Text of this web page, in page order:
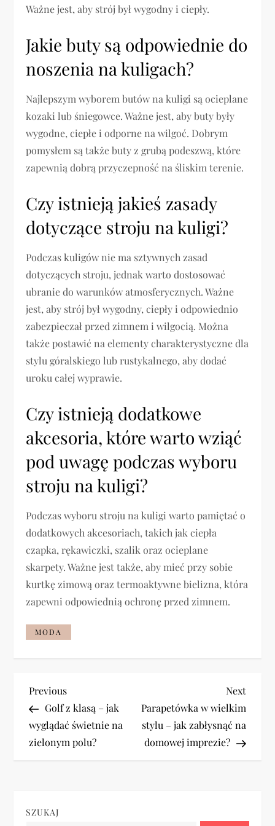
Ważne jest, aby strój był wygodny i ciepły.
Jakie buty są odpowiednie do
noszenia na kuligach?
Najlepszym wyborem butów na kuligi są ocieplane
kozaki lub śniegowce. Ważne jest, aby buty były
wygodne, ciepłe i odporne na wilgoć. Dobrym
pomysłem są także buty z grubą podeszwą, które
zapewnią dobrą przyczepność na śliskim terenie.
Czy istnieją jakieś zasady
dotyczące stroju na kuligi?
Podczas kuligów nie ma sztywnych zasad
dotyczących stroju, jednak warto dostosować
ubranie do warunków atmosferycznych. Ważne
jest, aby strój był wygodny, ciepły i odpowiednio
zabezpieczał przed zimnem i wilgocią. Można
także postawić na elementy charakterystyczne dla
stylu góralskiego lub rustykalnego, aby dodać
uroku całej wyprawie.
Czy istnieją dodatkowe
akcesoria, które warto wziąć
pod uwagę podczas wyboru
stroju na kuligi?
Podczas wyboru stroju na kuligi warto pamiętać o
dodatkowych akcesoriach, takich jak ciepła
czapka, rękawiczki, szalik oraz ocieplane
skarpety. Ważne jest także, aby mieć przy sobie
kurtkę zimową oraz termoaktywne bielizna, która
zapewni odpowiednią ochronę przed zimnem.
MODA
N
a
w
g
Previous
Post
Previous
Golf z klasą – jak
wyglądać świetnie na
zielonym polu?
Next
Post
Next
Parapetówka w wielkim
stylu – jak zabłysnąć na
domowej imprezie?
SZUKAJ